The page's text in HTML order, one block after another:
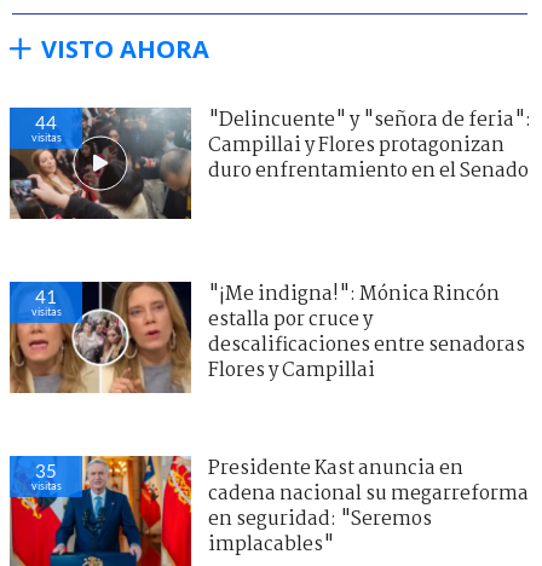
VISTO AHORA
44
visitas
"Delincuente" y "señora de feria":
Campillai y Flores protagonizan
duro enfrentamiento en el Senado
41
visitas
"¡Me indigna!": Mónica Rincón
estalla por cruce y
descalificaciones entre senadoras
Flores y Campillai
35
visitas
Presidente Kast anuncia en
cadena nacional su megarreforma
en seguridad: "Seremos
implacables"